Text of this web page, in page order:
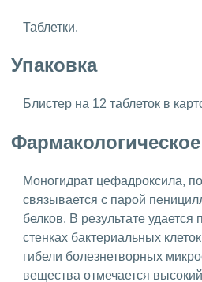
Таблетки.
Упаковка
Блистер на 12 таблеток в
Моногидрат цефадроксила,
связывается с парой
белков. В результате удается
стенках бактериальных
гибели болезнетворных
вещества отмечается